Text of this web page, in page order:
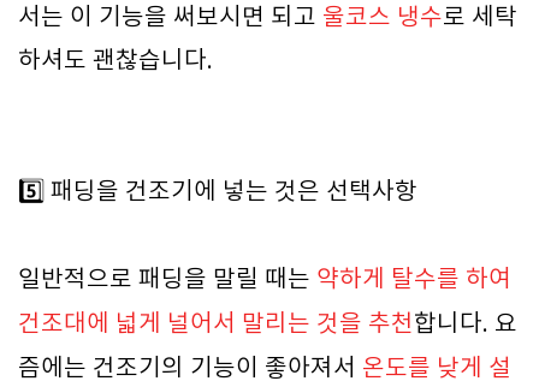
서는 이 기능을 써보시면 되고 울코스 냉수로 세탁
하셔도 괜찮습니다.
5️⃣ 패딩을 건조기에 넣는 것은 선택사항
일반적으로 패딩을 말릴 때는 약하게 탈수를 하여
건조대에 넓게 널어서 말리는 것을 추천합니다. 요
즘에는 건조기의 기능이 좋아져서 온도를 낮게 설